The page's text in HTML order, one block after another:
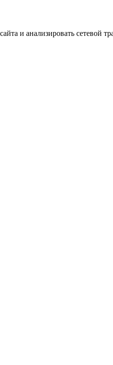
и анализировать сетевой